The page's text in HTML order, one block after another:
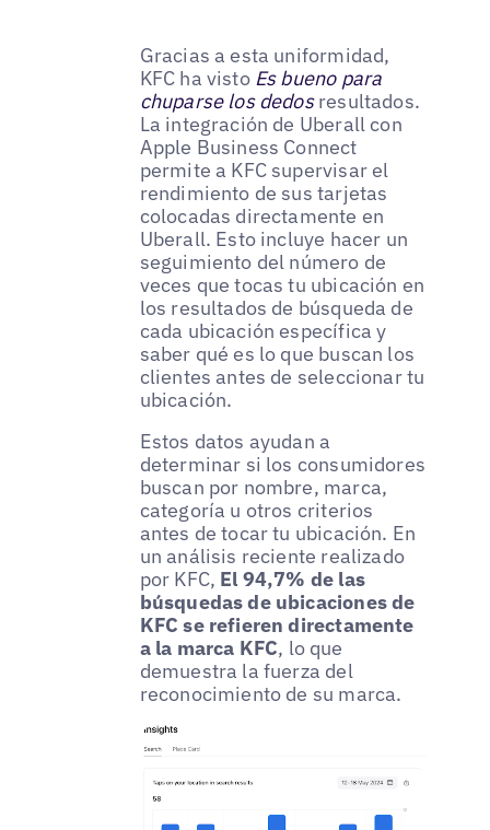
Gracias a esta uniformidad,
KFC ha visto Es bueno para
chuparse los dedosresultados.
La integración de Uberall con
Apple Business Connect
permite a KFC supervisar el
rendimiento de sus tarjetas
colocadas directamente en
Uberall. Esto incluye hacer un
seguimiento del número de
veces que tocas tu ubicación en
los resultados de búsqueda de
cada ubicación específica y
saber qué es lo que buscan los
clientes antes de seleccionar tu
ubicación.
Estos datos ayudan a
determinar si los consumidores
buscan por nombre, marca,
categoría u otros criterios
antes de tocar tu ubicación. En
un análisis reciente realizado
por KFC, El 94,7% de las
búsquedas de ubicaciones de
KFC se refieren directamente
a la marca KFC, lo que
demuestra la fuerza del
reconocimiento de su marca.